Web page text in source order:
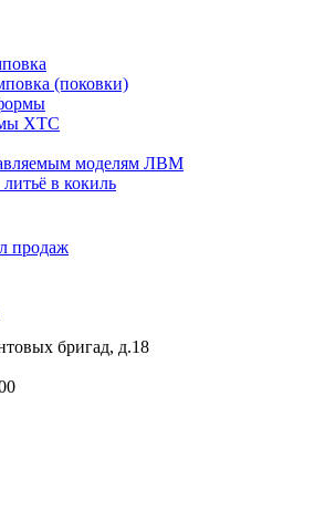
(поковки)
ХТС
моделям ЛВМ
в кокиль
продаж
бригад, д.18